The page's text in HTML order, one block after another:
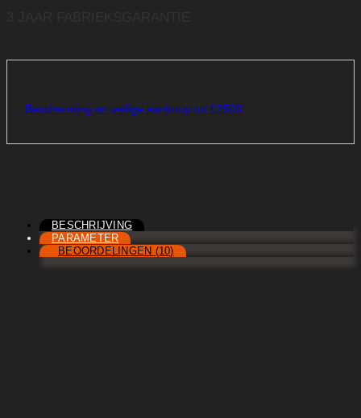
Bescherming en veilige aankoop tot €2500
BESCHRIJVING
PARAMETER
BEOORDELINGEN (10)